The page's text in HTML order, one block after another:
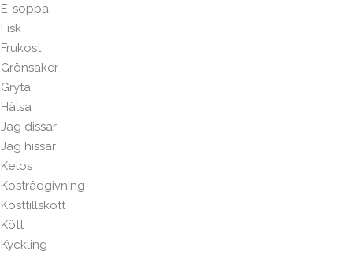
E-soppa
Fisk
Frukost
Grönsaker
Gryta
Hälsa
Jag dissar
Jag hissar
Ketos
Kostrådgivning
Kosttillskott
Kött
Kyckling